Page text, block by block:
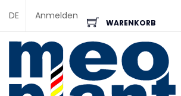
DE Anmelden
WARENKORB